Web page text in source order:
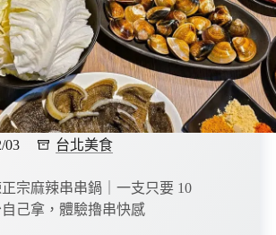
03 台北美食
宗麻辣串串鍋｜一支只要 10
己拿，體驗擼串快感